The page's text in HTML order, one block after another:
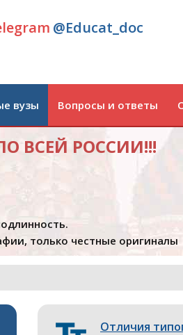
@Educat_doc
вузы Вопросы и ответы
ВСЕЙ РОССИИ!!!
только честные оригиналы
Отличия